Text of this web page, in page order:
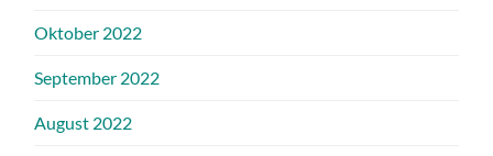
Oktober 2022
September 2022
August 2022